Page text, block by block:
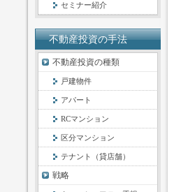
セミナー紹介
不動産投資の手法
不動産投資の種類
戸建物件
アパート
RCマンション
区分マンション
テナント（貸店舗）
戦略